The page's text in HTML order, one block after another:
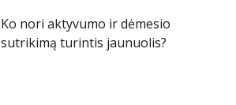
Ko nori aktyvumo ir dėmesio
sutrikimą turintis jaunuolis?